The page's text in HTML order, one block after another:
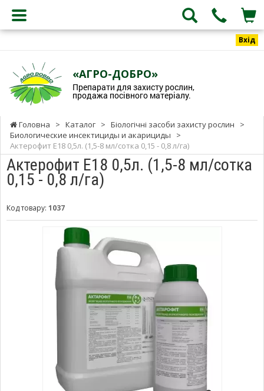
Вхід
«АГРО-ДОБРО»
Препарати для захисту рослин,
продажа посівного матеріалу.
Головна > Каталог > Біологічні засоби захисту рослин
>
Биологические инсектициды и акарициды
>
Актерофит Е18 0,5л. (1,5-8 мл/сотка 0,15 - 0,8 л/га)
Актерофит Е18 0,5л. (1,5-8 мл/сотка
0,15 - 0,8 л/га)
Код товару: 1037